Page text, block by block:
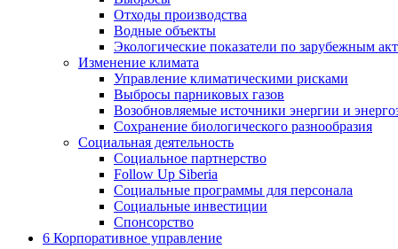
Отходы производства
Водные объекты
Экологические показатели по зарубежным
Изменение климата
Управление климатическими рисками
Выбросы парниковых газов
Возобновляемые источники энергии и
Сохранение биологического разнообразия
Социальная деятельность
Социальное партнерство
Follow Up Siberia
Социальные программы для персонала
Социальные инвестиции
Спонсорство
6 Корпоративное управление